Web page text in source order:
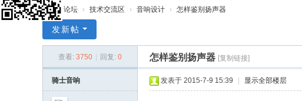
Y
» 论坛 › 技术交流区 › 音响设计 › 怎样鉴别扬声器
发新帖
查看: 3750 回复: 0 怎样鉴别扬声器 [复制链接]
骑士音响 发表于 2015-7-9 15:39 显示全部楼层